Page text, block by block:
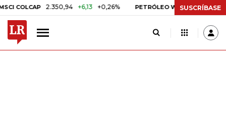
COLCAP 2.350,94 +6,13 +0,26% PETRÓLEO WTI US$ 78,01 US$
SUSCRÍBASE